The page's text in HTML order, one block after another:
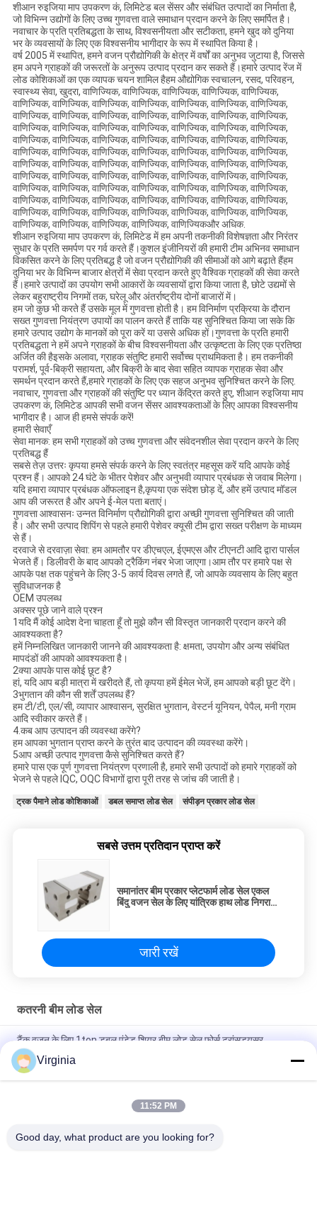
शीआन रुइजिया माप उपकरण कं, लिमिटेड बल सेंसर और संबंधित उत्पादों का निर्माता है,
जो विभिन्न उद्योगों के लिए उच्च गुणवत्ता वाले समाधान प्रदान करने के लिए समर्पित है।
नवाचार के प्रति प्रतिबद्धता के साथ, विश्वसनीयता और सटीकता, हमने खुद को दुनिया
भर के व्यवसायों के लिए एक विश्वसनीय भागीदार के रूप में स्थापित किया है।
वर्ष 2005 में स्थापित, हमने वजन प्रौद्योगिकी के क्षेत्र में वर्षों का अनुभव जुटाया है, जिससे
हम अपने ग्राहकों की जरूरतों के अनुरूप उत्पाद प्रदान कर सकते हैं।हमारे उत्पाद रेंज में
लोड कोशिकाओं का एक व्यापक चयन शामिल हैहम औद्योगिक स्वचालन, रसद, परिवहन,
स्वास्थ्य सेवा, खुदरा, वाणिज्यिक, वाणिज्यिक, वाणिज्यिक, वाणिज्यिक, वाणिज्यिक,
वाणिज्यिक, वाणिज्यिक, वाणिज्यिक, वाणिज्यिक, वाणिज्यिक, वाणिज्यिक, वाणिज्यिक,
वाणिज्यिक, वाणिज्यिक, वाणिज्यिक, वाणिज्यिक, वाणिज्यिक, वाणिज्यिक, वाणिज्यिक,
वाणिज्यिक, वाणिज्यिक, वाणिज्यिक, वाणिज्यिक, वाणिज्यिक, वाणिज्यिक, वाणिज्यिक,
वाणिज्यिक, वाणिज्यिक, वाणिज्यिक, वाणिज्यिक, वाणिज्यिक, वाणिज्यिक, वाणिज्यिक,
वाणिज्यिक, वाणिज्यिक, वाणिज्यिक, वाणिज्यिक, वाणिज्यिक, वाणिज्यिक, वाणिज्यिक,
वाणिज्यिक, वाणिज्यिक, वाणिज्यिक, वाणिज्यिक, वाणिज्यिक, वाणिज्यिक, वाणिज्यिक,
वाणिज्यिक, वाणिज्यिक, वाणिज्यिक, वाणिज्यिक, वाणिज्यिक, वाणिज्यिक, वाणिज्यिक,
वाणिज्यिक, वाणिज्यिक, वाणिज्यिक, वाणिज्यिक, वाणिज्यिक, वाणिज्यिक, वाणिज्यिक,
वाणिज्यिक, वाणिज्यिक, वाणिज्यिक, वाणिज्यिक, वाणिज्यिक, वाणिज्यिक, वाणिज्यिक,
वाणिज्यिक, वाणिज्यिक, वाणिज्यिक, वाणिज्यिक, वाणिज्यिक, वाणिज्यिक, वाणिज्यिक,
वाणिज्यिक, वाणिज्यिक, वाणिज्यिक, वाणिज्यिक, वाणिज्यिकऔर अधिक.
शीआन रुइजिया माप उपकरण कं, लिमिटेड में हम अपनी तकनीकी विशेषज्ञता और निरंतर
सुधार के प्रति समर्पण पर गर्व करते हैं।कुशल इंजीनियरों की हमारी टीम अभिनव समाधान
विकसित करने के लिए प्रतिबद्ध है जो वजन प्रौद्योगिकी की सीमाओं को आगे बढ़ाते हैंहम
दुनिया भर के विभिन्न बाजार क्षेत्रों में सेवा प्रदान करते हुए वैश्विक ग्राहकों की सेवा करते
हैं।हमारे उत्पादों का उपयोग सभी आकारों के व्यवसायों द्वारा किया जाता है, छोटे उद्यमों से
लेकर बहुराष्ट्रीय निगमों तक, घरेलू और अंतर्राष्ट्रीय दोनों बाजारों में।
हम जो कुछ भी करते हैं उसके मूल में गुणवत्ता होती है। हम विनिर्माण प्रक्रिया के दौरान
सख्त गुणवत्ता नियंत्रण उपायों का पालन करते हैं ताकि यह सुनिश्चित किया जा सके कि
हमारे उत्पाद उद्योग के मानकों को पूरा करें या उससे अधिक हों।गुणवत्ता के प्रति हमारी
प्रतिबद्धता ने हमें अपने ग्राहकों के बीच विश्वसनीयता और उत्कृष्टता के लिए एक प्रतिष्ठा
अर्जित की हैइसके अलावा, ग्राहक संतुष्टि हमारी सर्वोच्च प्राथमिकता है। हम तकनीकी
परामर्श, पूर्व-बिक्री सहायता, और बिक्री के बाद सेवा सहित व्यापक ग्राहक सेवा और
समर्थन प्रदान करते हैं,हमारे ग्राहकों के लिए एक सहज अनुभव सुनिश्चित करने के लिए.
नवाचार, गुणवत्ता और ग्राहकों की संतुष्टि पर ध्यान केंद्रित करते हुए, शीआन रुइजिया माप
उपकरण कं, लिमिटेड आपकी सभी वजन सेंसर आवश्यकताओं के लिए आपका विश्वसनीय
भागीदार है। आज ही हमसे संपर्क करें!
हमारी सेवाएँ
सेवा मानक: हम सभी ग्राहकों को उच्च गुणवत्ता और संवेदनशील सेवा प्रदान करने के लिए
प्रतिबद्ध हैं
सबसे तेज़ उत्तरः कृपया हमसे संपर्क करने के लिए स्वतंत्र महसूस करें यदि आपके कोई
प्रश्न हैं। आपको 24 घंटे के भीतर पेशेवर और अनुभवी व्यापार प्रबंधक से जवाब मिलेगा।
यदि हमारा व्यापार प्रबंधक ऑफलाइन है,कृपया एक संदेश छोड़ दें, और हमें उत्पाद मॉडल
आप की जरूरत है और अपने ई-मेल पता बताएं।
गुणवत्ता आश्वासनः उन्नत विनिर्माण प्रौद्योगिकी द्वारा अच्छी गुणवत्ता सुनिश्चित की जाती
है। और सभी उत्पाद शिपिंग से पहले हमारी पेशेवर क्यूसी टीम द्वारा सख्त परीक्षण के माध्यम
से हैं।
दरवाजे से दरवाज़ा सेवा: हम आमतौर पर डीएचएल, ईएमएस और टीएनटी आदि द्वारा पार्सल
भेजते हैं। डिलीवरी के बाद आपको ट्रैकिंग नंबर भेजा जाएगा।आम तौर पर हमारे पक्ष से
आपके पक्ष तक पहुंचने के लिए 3-5 कार्य दिवस लगते हैं, जो आपके व्यवसाय के लिए बहुत
सुविधाजनक है
OEM उपलब्ध
अक्सर पूछे जाने वाले प्रश्न
1यदि मैं कोई आदेश देना चाहता हूँ तो मुझे कौन सी विस्तृत जानकारी प्रदान करने की
आवश्यकता है?
हमें निम्नलिखित जानकारी जानने की आवश्यकता है: क्षमता, उपयोग और अन्य संबंधित
मापदंडों की आपको आवश्यकता है।
2क्या आपके पास कोई छूट है?
हां, यदि आप बड़ी मात्रा में खरीदते हैं, तो कृपया हमें ईमेल भेजें, हम आपको बड़ी छूट देंगे।
3भुगतान की कौन सी शर्तें उपलब्ध हैं?
हम टी/टी, एल/सी, व्यापार आश्वासन, सुरक्षित भुगतान, वेस्टर्न यूनियन, पेपैल, मनी ग्राम
आदि स्वीकार करते हैं।
4.कब आप उत्पादन की व्यवस्था करेंगे?
हम आपका भुगतान प्राप्त करने के तुरंत बाद उत्पादन की व्यवस्था करेंगे।
5आप अच्छी उत्पाद गुणवत्ता कैसे सुनिश्चित करते हैं?
हमारे पास एक पूर्ण गुणवत्ता नियंत्रण प्रणाली है, हमारे सभी उत्पादों को हमारे ग्राहकों को
भेजने से पहले IQC, OQC विभागों द्वारा पूरी तरह से जांच की जाती है।
ट्रक पैमाने लोड कोशिकाओं डबल समाप्त लोड सेल संपीड़न प्रकार लोड सेल
सबसे उत्तम प्रतिदान प्राप्त करें
समानांतर बीम प्रकार प्लेटफार्म लोड सेल एकल
बिंदु वजन सेल के लिए यांत्रिक हाथ लोड निगरानी
जारी रखें
कतरनी बीम लोड सेल
टैंक वजन के लिए 1ton डबल एंडेड शियर बीम लोड सेल फोर्स ट्रांसड्यूसर
500kg - 4mA के साथ वजन स्केल के लिए 10ton लोड सेल - 20mA या 0 - 5V
आउटपुट
फोर्कलिफ्ट स्केल शियर बीम लोड सेल फॉर प्रेशर सेंसर 4mA - 20mA / 0 - 5V
Virginia
11:52 PM
Good day, what product are you looking for?